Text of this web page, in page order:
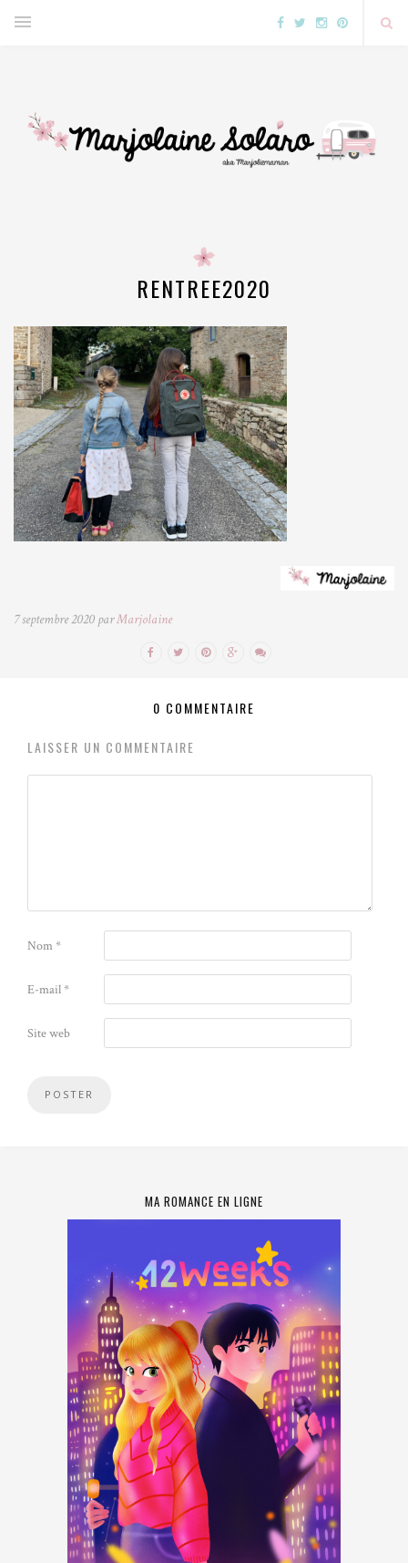
RENTREE2020
7 septembre 2020 parMarjolaine
0 COMMENTAIRE
LAISSER UN COMMENTAIRE
Nom*
E-mail*
Site web
MA ROMANCE EN LIGNE